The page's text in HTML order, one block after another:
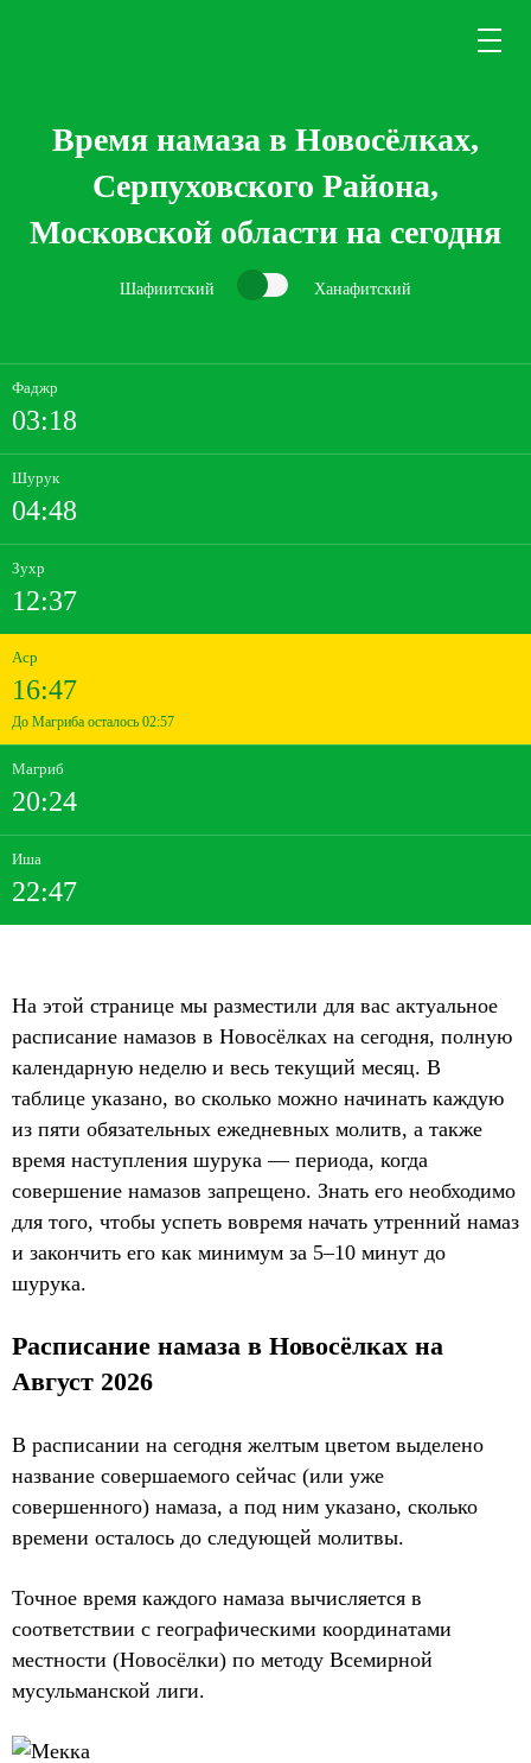
Время намаза в Новосёлках,
Серпуховского Района,
Московской области на сегодня
Шафиитский Ханафитский
Фаджр
03:18
Шурук
04:48
Зухр
12:37
Аср
16:47
До Магриба осталось 02:57
Магриб
20:24
Иша
22:47
На этой странице мы разместили для вас актуальное
расписание намазов в Новосёлках на сегодня, полную
календарную неделю и весь текущий месяц. В
таблице указано, во сколько можно начинать каждую
из пяти обязательных ежедневных молитв, а также
время наступления шурука — периода, когда
совершение намазов запрещено. Знать его необходимо
для того, чтобы успеть вовремя начать утренний намаз
и закончить его как минимум за 5–10 минут до
шурука.
Расписание намаза в Новосёлках на
Август 2026
В расписании на сегодня желтым цветом выделено
название совершаемого сейчас (или уже
совершенного) намаза, а под ним указано, сколько
времени осталось до следующей молитвы.
Точное время каждого намаза вычисляется в
соответствии с географическими координатами
местности (Новосёлки) по методу Всемирной
мусульманской лиги.